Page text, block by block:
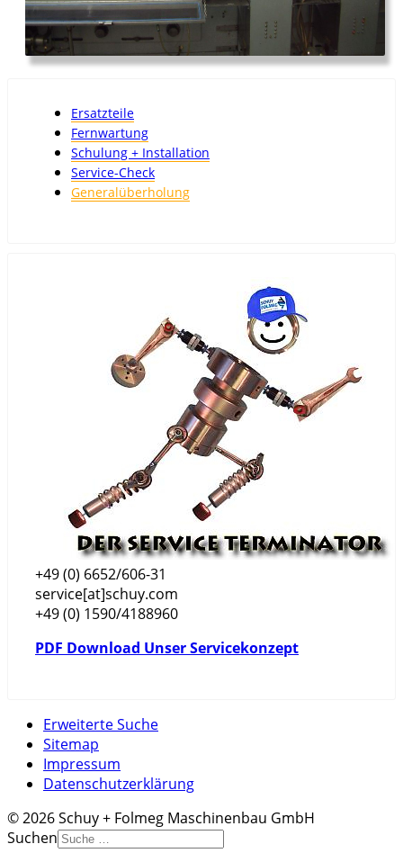
Ersatzteile
Fernwartung
Schulung + Installation
Service-Check
Generalüberholung
+49 (0) 6652/606-31
service[at]schuy.com
+49 (0) 1590/4188960
PDF Download Unser Servicekonzept
Erweiterte Suche
Sitemap
Impressum
Datenschutzerklärung
© 2026 Schuy + Folmeg Maschinenbau GmbH
Suchen